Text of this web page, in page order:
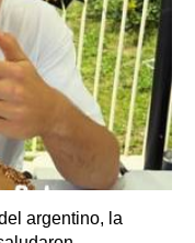
argentino, la